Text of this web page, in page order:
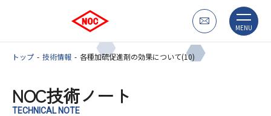
MENU
トップ 技術情報 各種加硫促進剤の効果について(10)
NOC技術ノート
TECHNICAL NOTE